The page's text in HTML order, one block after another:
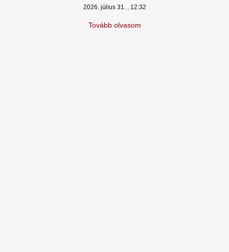
2026. július 31. 12:32
Tovább olvasom